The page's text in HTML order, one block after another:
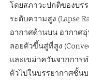
โดยสภาวะปกติของบร
ระดับความสูง (Lapse
อากาศด้านบน อากาศ
ลอยตัวขึ้นสู่ที่สูง
และเขม่าควันจากการ
ตัวไปในบรรยากาศชั้น